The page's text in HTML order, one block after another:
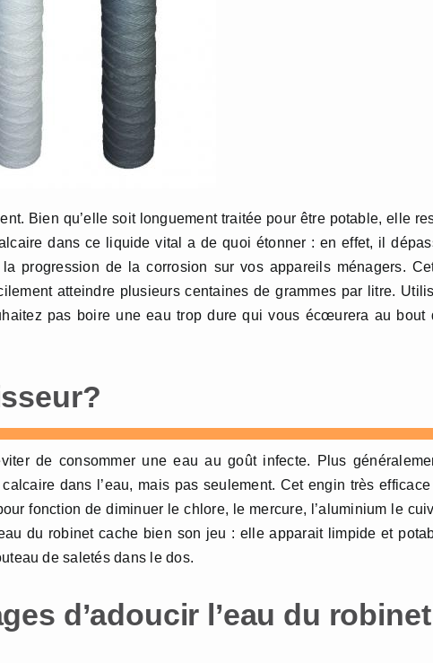
Bien qu’elle soit longuement traitée pour être potable, elle
dans ce liquide vital a de quoi étonner : en effet, il
progression de la corrosion sur vos appareils ménagers.
atteindre plusieurs centaines de grammes par litre.
pas boire une eau trop dure qui vous écœurera au bout
de consommer une eau au goût infecte. Plus
dans l’eau, mais pas seulement. Cet engin très
fonction de diminuer le chlore, le mercure, l’aluminium le
du robinet cache bien son jeu : elle apparait limpide et
de saletés dans le dos.
d’adoucir l’eau du robinet